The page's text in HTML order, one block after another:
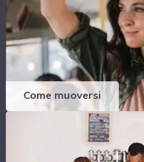
Come muoversi